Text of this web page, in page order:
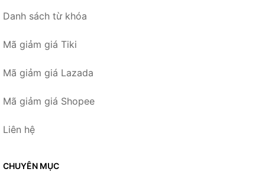
Danh sách từ khóa
Mã giảm giá Tiki
Mã giảm giá Lazada
Mã giảm giá Shopee
Liên hệ
CHUYÊN MỤC